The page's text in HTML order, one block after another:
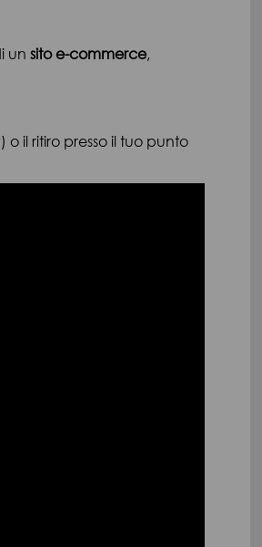
un sito e-commerce,
o il ritiro presso il tuo punto